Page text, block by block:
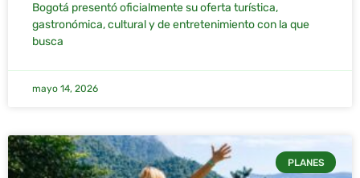
Bogotá presentó oficialmente su oferta turística,
gastronómica, cultural y de entretenimiento con la que
busca
mayo 14, 2026
PLANES